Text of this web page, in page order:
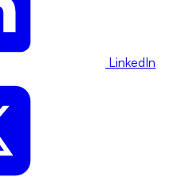
LinkedIn